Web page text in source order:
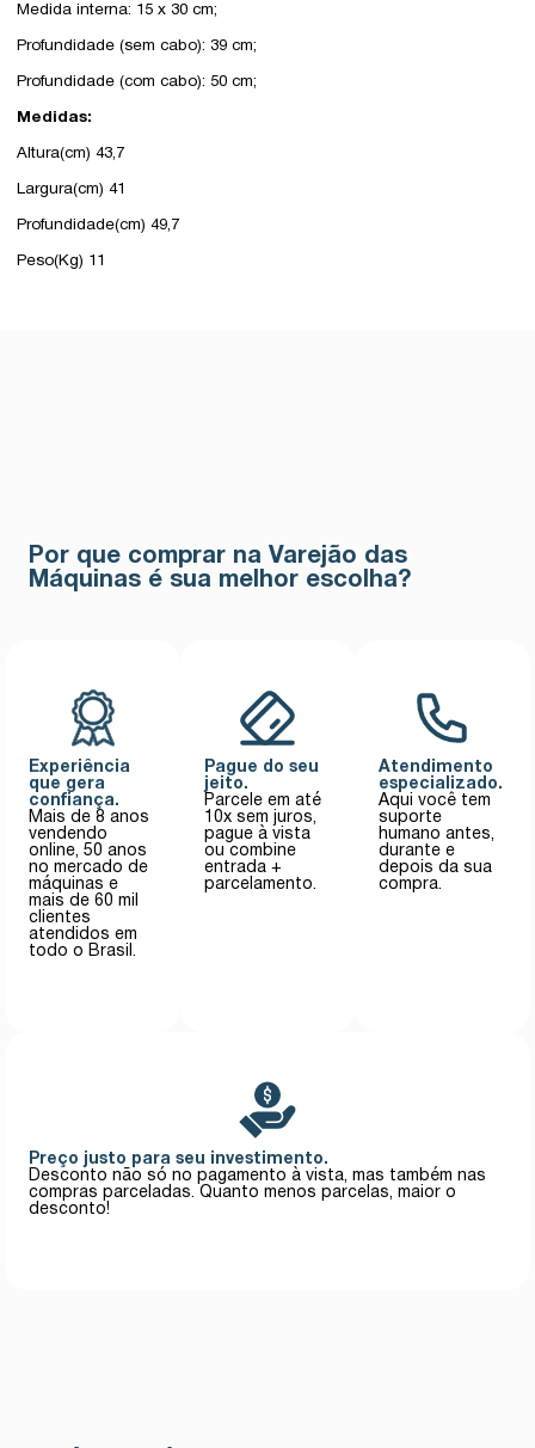
Medida interna: 15 x 30 cm;
Profundidade (sem cabo): 39 cm;
Profundidade (com cabo): 50 cm;
Medidas:
Altura(cm) 43,7
Largura(cm) 41
Profundidade(cm) 49,7
Peso(Kg) 11
Por que comprar na Varejão das
Máquinas é sua melhor escolha?
Experiência
que gera
confiança.
Mais de 8 anos
vendendo
online, 50 anos
no mercado de
máquinas e
mais de 60 mil
clientes
atendidos em
todo o Brasil.
Pague do seu
jeito.
Parcele em até
10x sem juros,
pague à vista
ou combine
entrada +
parcelamento.
Atendimento
especializado.
Aqui você tem
suporte
humano antes,
durante e
depois da sua
compra.
Preço justo para seu investimento.
Desconto não só no pagamento à vista, mas também nas
compras parceladas. Quanto menos parcelas, maior o
desconto!